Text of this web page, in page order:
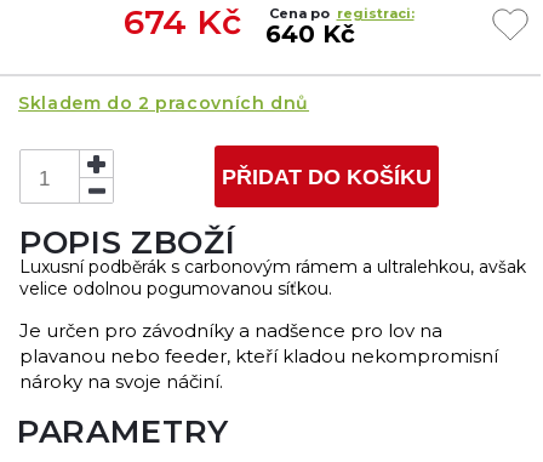
674 Kč Cena po registraci:
640 Kč
Skladem do 2 pracovních dnů
PŘIDAT DO KOŠÍKU
POPIS ZBOŽÍ
Luxusní podběrák s carbonovým rámem a ultralehkou, avšak
velice odolnou pogumovanou síťkou.
Je určen pro závodníky a nadšence pro lov na
plavanou nebo feeder, kteří kladou nekompromisní
nároky na svoje náčiní.
PARAMETRY